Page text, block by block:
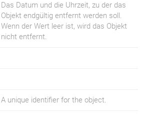
Das Datum und die Uhrzeit, zu der das
Objekt endgültig entfernt werden soll.
Wenn der Wert leer ist, wird das Objekt
nicht entfernt.
A unique identifier for the object.